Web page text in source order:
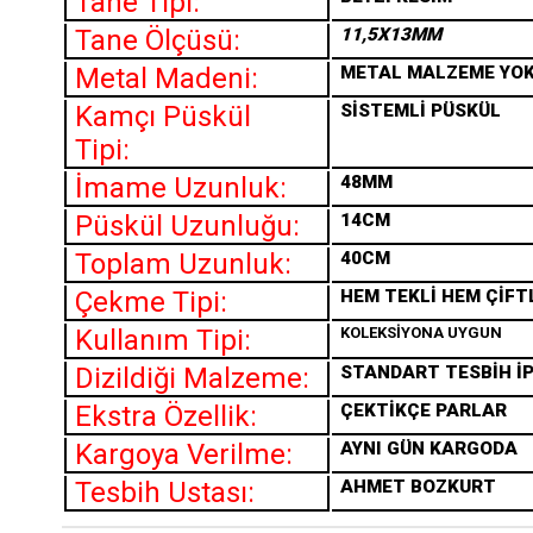
Tane Ölçüsü: 11,5X13MM
Metal Madeni: METAL MALZEME
Kamçı Püskül
Tipi:
SİSTEMLİ PÜSKÜL
İmame Uzunluk: 48MM
Püskül Uzunluğu: 14CM
Toplam Uzunluk: 40CM
Çekme Tipi: HEM TEKLİ HEM
Kullanım Tipi: KOLEKSİYONA UYGUN
Dizildiği Malzeme: STANDART TESBİH
Ekstra Özellik: ÇEKTİKÇE PARLAR
Kargoya Verilme: AYNI GÜN KARGODA
Tesbih Ustası: AHMET BOZKURT